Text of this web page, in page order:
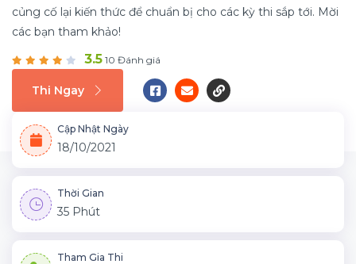
củng cố lại kiến thức để chuẩn bị cho các kỳ thi sắp tới. Mời
các bạn tham khảo!
3.5 10 Đánh giá
Thi Ngay
Cập Nhật Ngày
18/10/2021
Thời Gian
35 Phút
Tham Gia Thi